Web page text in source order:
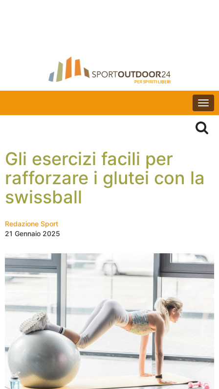
Gli esercizi facili per
rafforzare i glutei con la
swissball
Redazione Sport
21 Gennaio 2025